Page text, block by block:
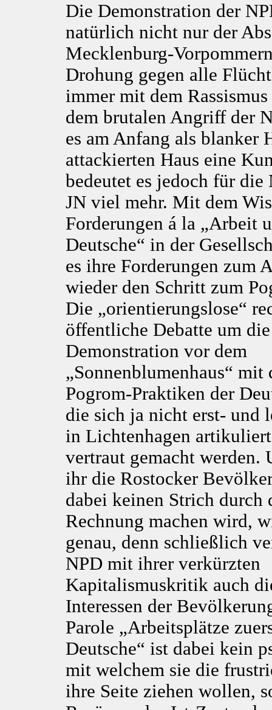
Die Demonstration der
natürlich nicht nur der
Mecklenburg-
Drohung gegen alle
immer mit dem
dem brutalen Angriff der
es am Anfang als blanker
attackierten Haus eine
bedeutet es jedoch für
JN viel mehr. Mit dem
Forderungen á la „Arbeit
Deutsche“ in der
es ihre Forderungen zum
wieder den Schritt zum
Die „orientierungslose“
öffentliche Debatte um die
Demonstration vor dem
„Sonnenblumenhaus“ mit
Pogrom-Praktiken der
die sich ja nicht erst- und
in Lichtenhagen
vertraut gemacht werden.
ihr die Rostocker
dabei keinen Strich durch
Rechnung machen wird,
genau, denn schließlich
NPD mit ihrer verkürzten
Kapitalismuskritik auch
Interessen der
Parole „Arbeitsplätze
Deutsche“ ist dabei kein
mit welchem sie die
ihre Seite ziehen wollen,